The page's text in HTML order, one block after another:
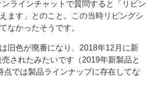
ラインチャットで質問すると「リビン
ます」とのこと。この当時リビングシ
なかったそうです。
旧色が廃番になり、2018年12月に新
されたみたいです（2019年新製品と
点では製品ラインナップに存在してな